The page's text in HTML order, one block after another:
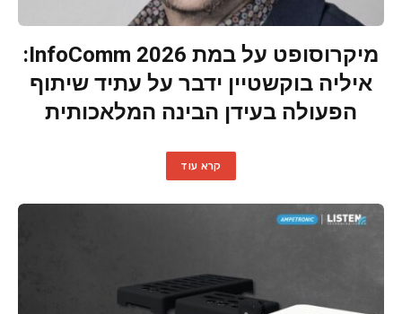
מיקרוסופט על במת InfoComm 2026:
איליה בוקשטיין ידבר על עתיד שיתוף
הפעולה בעידן הבינה המלאכותית
קרא עוד